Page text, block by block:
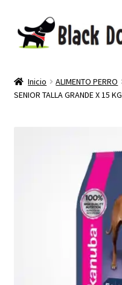
TIENDA
Inicio ALIMENTO PERRO
SENIOR TALLA GRANDE X 15 KG